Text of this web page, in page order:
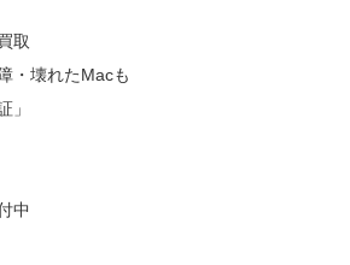
取
・壊れたMacも
」
中